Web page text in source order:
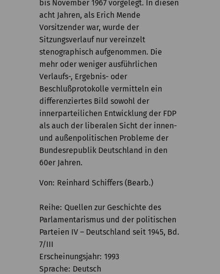
bis November 1967 vorgelegt. In diesen
acht Jahren, als Erich Mende
Vorsitzender war, wurde der
Sitzungsverlauf nur vereinzelt
stenographisch aufgenommen. Die
mehr oder weniger ausführlichen
Verlaufs-, Ergebnis- oder
Beschlußprotokolle vermitteln ein
differenziertes Bild sowohl der
innerparteilichen Entwicklung der FDP
als auch der liberalen Sicht der innen-
und außenpolitischen Probleme der
Bundesrepublik Deutschland in den
60er Jahren.
Von Reinhard Schiffers (Bearb.)
Reihe Quellen zur Geschichte des
Parlamentarismus und der politischen
Parteien IV – Deutschland seit 1945, Bd.
7/III
Erscheinungsjahr 1993
Sprache Deutsch